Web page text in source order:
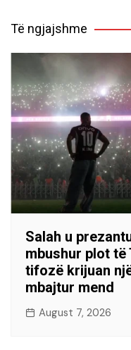
Të ngjajshme
Salah u
mbushur plot
tifozë krijuan
mbajtur mend
August 7, 2026